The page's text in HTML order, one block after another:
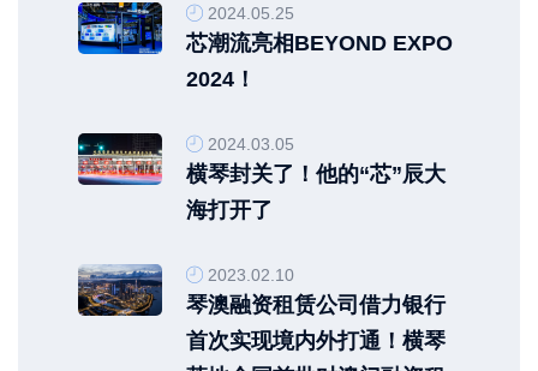
2024.05.25
芯潮流亮相BEYOND EXPO
2024！
2024.03.05
横琴封关了！他的“芯”辰大
海打开了
2023.02.10
琴澳融资租赁公司借力银行
首次实现境内外打通！横琴